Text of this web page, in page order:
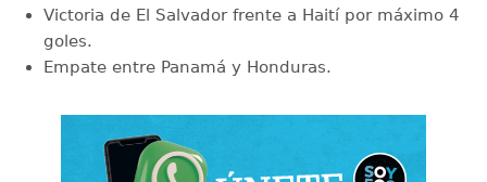
Victoria de El Salvador frente a Haití por máximo 4
goles.
Empate entre Panamá y Honduras.